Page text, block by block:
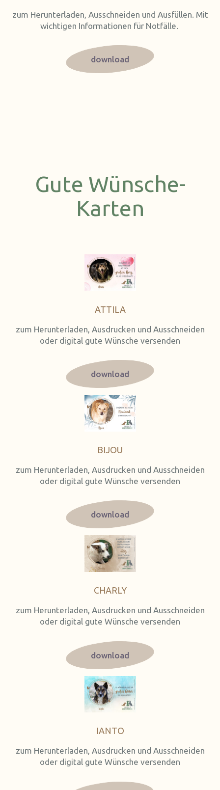
zum Herunterladen, Ausschneiden und Ausfüllen. Mit
wichtigen Informationen für Notfälle.
download
Gute Wünsche-
Karten
ATTILA
zum Herunterladen, Ausdrucken und Ausschneiden
oder digital gute Wünsche versenden
download
BIJOU
zum Herunterladen, Ausdrucken und Ausschneiden
oder digital gute Wünsche versenden
download
CHARLY
zum Herunterladen, Ausdrucken und Ausschneiden
oder digital gute Wünsche versenden
download
IANTO
zum Herunterladen, Ausdrucken und Ausschneiden
oder digital gute Wünsche versenden